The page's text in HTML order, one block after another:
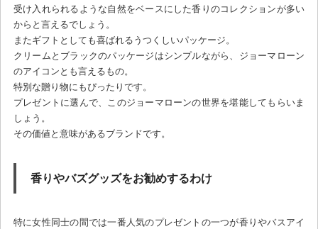
受け入れられるような自然をベースにした香りのコレクションが多い
からと言えるでしょう。
またギフトとしても喜ばれるうつくしいパッケージ。
クリームとブラックのパッケージはシンプルながら、ジョーマローン
のアイコンとも言えるもの。
特別な贈り物にもぴったりです。
プレゼントに選んで、このジョーマローンの世界を堪能してもらいま
しょう。
その価値と意味があるブランドです。
香りやバズグッズをお勧めするわけ
特に女性同士の間では一番人気のプレゼントの一つが香りやバスアイ